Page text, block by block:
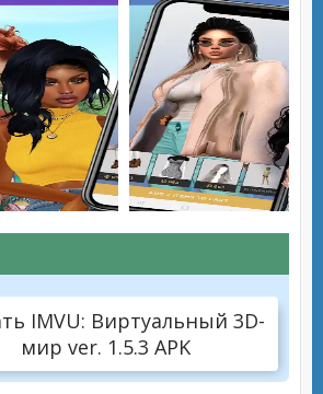
IMVU: Виртуальный 3D-
мир ver. 1.5.3 APK